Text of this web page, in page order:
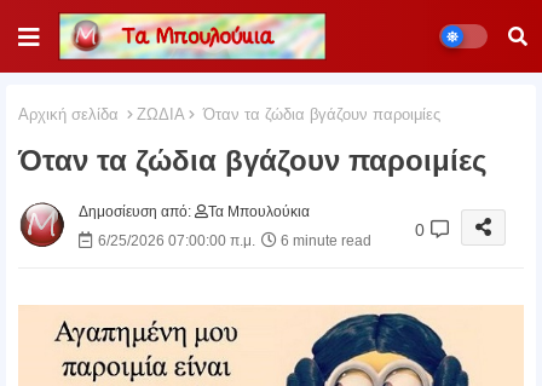
Αρχική σελίδα ΖΩΔΙΑ Όταν τα ζώδια βγάζουν παροιμίες
Όταν τα ζώδια βγάζουν παροιμίες
Δημοσίευση από:
Τα Μπουλούκια
6/25/2026 07:00:00 π.μ.
6 minute read
0